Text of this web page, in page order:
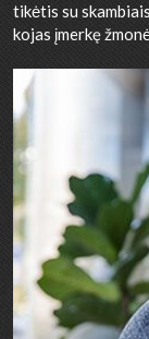
tikėtis su
kojas įmerkę